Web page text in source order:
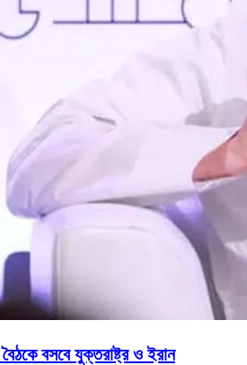
বসবে যুক্তরাষ্ট্র ও ইরান